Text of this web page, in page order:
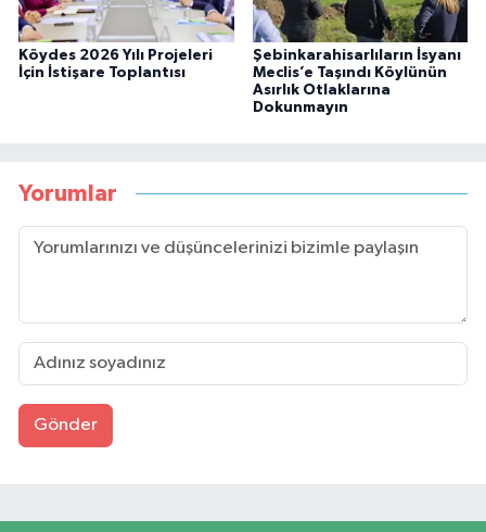
Köydes 2026 Yılı Projeleri
İçin İstişare Toplantısı
Şebinkarahisarlıların İsyanı
Meclis’e Taşındı Köylünün
Asırlık Otlaklarına
Dokunmayın
Yorumlar
Gönder